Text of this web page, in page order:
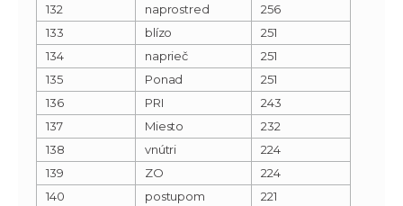
132
naprostred
256
133
blízo
251
134
naprieč
251
135
Ponad
251
136
PRI
243
137
Miesto
232
138
vnútri
224
139
ZO
224
140
postupom
221